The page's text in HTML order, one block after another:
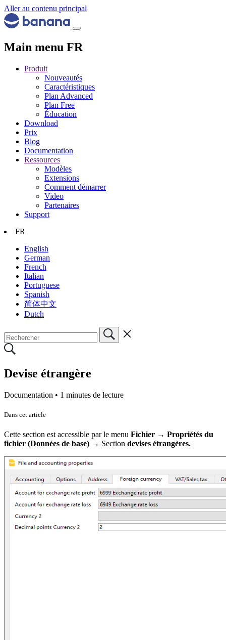
Aller au contenu principal
Main menu FR
Produit
Nouveautés
Caractéristiques
Plan Advanced
Plan Free
Éducation
Download
Prix
Blog
Documentation
Ressources
Modèles
Extensions
Comment démarrer
Video
Partenaires
Support
FR
English
German
French
Italian
Portuguese
Spanish
简体中文
Dutch
Devise étrangère
Documentation • 1 minutes de lecture
Dans cet article
Cette section est accessible par le menu Fichier → Propriétés du
fichier (Données de base) → Section devises étrangères.